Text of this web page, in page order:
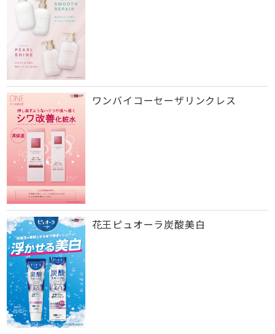
ワンバイコーセーザリンクレス
花王ピュオーラ炭酸美白